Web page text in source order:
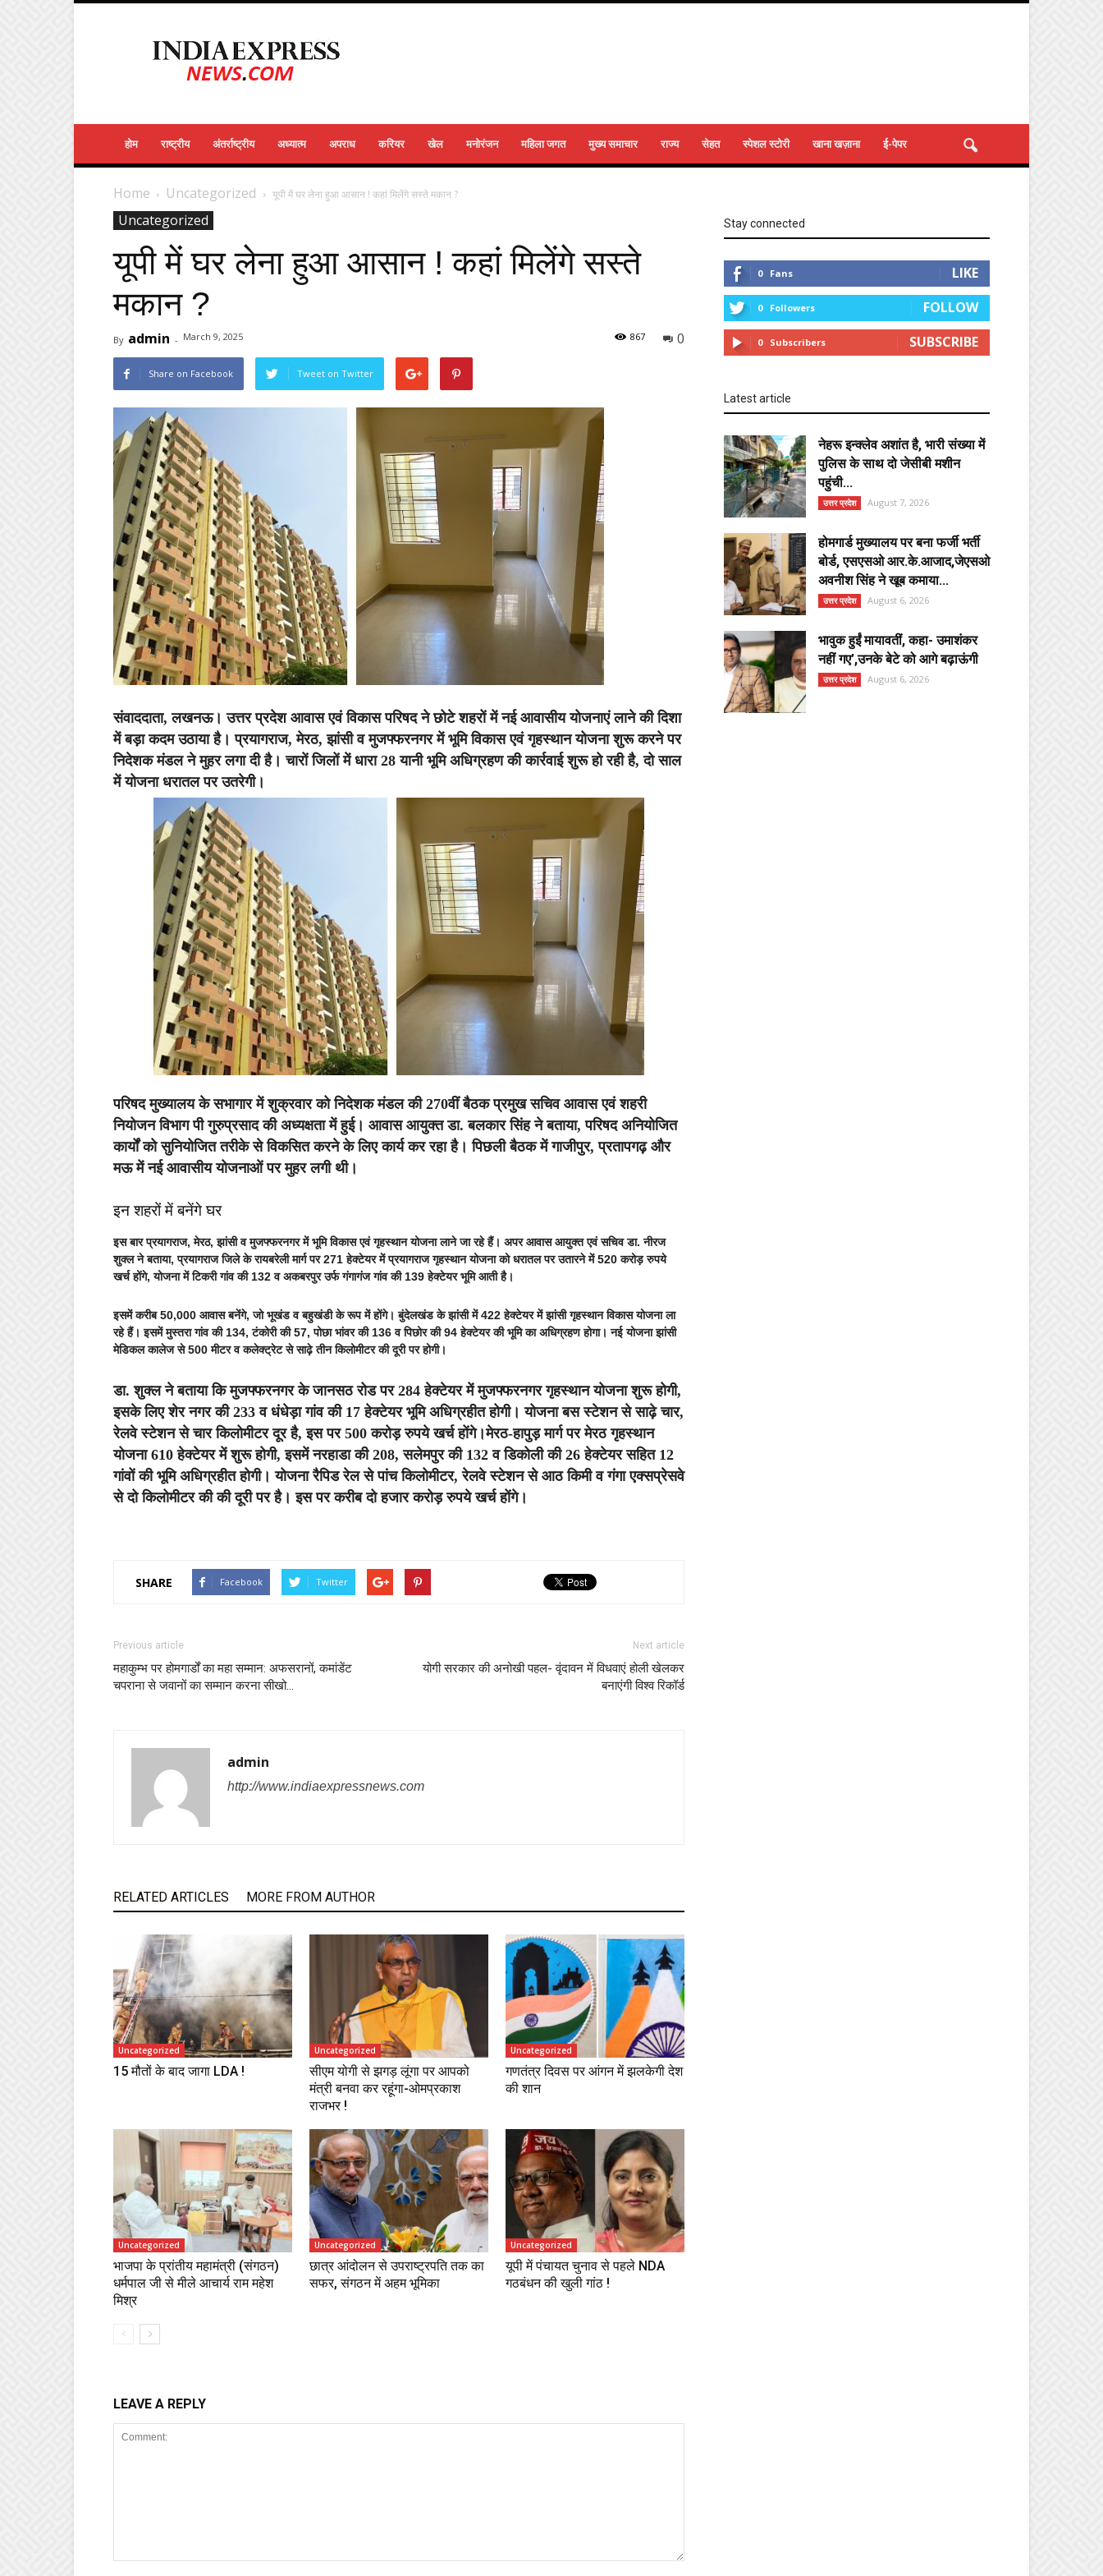
Express
News
होम राष्ट्रीय अंतर्राष्ट्रीय अध्यात्म अपराध करियर खेल मनोरंजन महिला जगत मुख्य समाचार राज्य सेहत स्पेशल स्टोरी खाना खज़ाना ई-पेपर
Home Uncategorized यूपी में घर लेना हुआ आसान ! कहां मिलेंगे सस्ते मकान ?
Uncategorized
यूपी में घर लेना हुआ आसान ! कहां मिलेंगे सस्ते
मकान ?
By admin - March 9, 2025 0
867
Share on Facebook Tweet on Twitter
संवाददाता, लखनऊ। उत्तर प्रदेश आवास एवं विकास परिषद ने छोटे शहरों में नई आवासीय योजनाएं लाने की दिशा
में बड़ा कदम उठाया है। प्रयागराज, मेरठ, झांसी व मुजफ्फरनगर में भूमि विकास एवं गृहस्थान योजना शुरू करने पर
निदेशक मंडल ने मुहर लगा दी है। चारों जिलों में धारा 28 यानी भूमि अधिग्रहण की कार्रवाई शुरू हो रही है, दो साल
में योजना धरातल पर उतरेगी।
परिषद मुख्यालय के सभागार में शुक्रवार को निदेशक मंडल की 270वीं बैठक प्रमुख सचिव आवास एवं शहरी
नियोजन विभाग पी गुरुप्रसाद की अध्यक्षता में हुई। आवास आयुक्त डा. बलकार सिंह ने बताया, परिषद अनियोजित
कार्यों को सुनियोजित तरीके से विकसित करने के लिए कार्य कर रहा है। पिछली बैठक में गाजीपुर, प्रतापगढ़ और
मऊ में नई आवासीय योजनाओं पर मुहर लगी थी।
इन शहरों में बनेंगे घर
इस बार प्रयागराज, मेरठ, झांसी व मुजफ्फरनगर में भूमि विकास एवं गृहस्थान योजना लाने जा रहे हैं। अपर आवास आयुक्त एवं सचिव डा. नीरज
शुक्ल ने बताया, प्रयागराज जिले के रायबरेली मार्ग पर 271 हेक्टेयर में प्रयागराज गृहस्थान योजना को धरातल पर उतारने में 520 करोड़ रुपये
खर्च होंगे, योजना में टिकरी गांव की 132 व अकबरपुर उर्फ गंगागंज गांव की 139 हेक्टेयर भूमि आती है।
इसमें करीब 50,000 आवास बनेंगे, जो भूखंड व बहुखंडी के रूप में होंगे। बुंदेलखंड के झांसी में 422 हेक्टेयर में झांसी गृहस्थान विकास योजना ला
रहे हैं। इसमें मुस्तरा गांव की 134, टंकोरी की 57, पोछा भांवर की 136 व पिछोर की 94 हेक्टेयर की भूमि का अधिग्रहण होगा। नई योजना झांसी
मेडिकल कालेज से 500 मीटर व कलेक्ट्रेट से साढ़े तीन किलोमीटर की दूरी पर होगी।
डा. शुक्ल ने बताया कि मुजफ्फरनगर के जानसठ रोड पर 284 हेक्टेयर में मुजफ्फरनगर गृहस्थान योजना शुरू होगी,
इसके लिए शेर नगर की 233 व धंधेड़ा गांव की 17 हेक्टेयर भूमि अधिग्रहीत होगी। योजना बस स्टेशन से साढ़े चार,
रेलवे स्टेशन से चार किलोमीटर दूर है, इस पर 500 करोड़ रुपये खर्च होंगे।मेरठ-हापुड़ मार्ग पर मेरठ गृहस्थान
योजना 610 हेक्टेयर में शुरू होगी, इसमें नरहाडा की 208, सलेमपुर की 132 व डिकोली की 26 हेक्टेयर सहित 12
गांवों की भूमि अधिग्रहीत होगी। योजना रैपिड रेल से पांच किलोमीटर, रेलवे स्टेशन से आठ किमी व गंगा एक्सप्रेसवे
से दो किलोमीटर की की दूरी पर है। इस पर करीब दो हजार करोड़ रुपये खर्च होंगे।
SHARE Facebook Twitter
Previous article
महाकुम्भ पर होमगार्डों का महा सम्मान: अफसरानों, कमांडेंट
चपराना से जवानों का सम्मान करना सीखो…
Next article
योगी सरकार की अनोखी पहल- वृंदावन में विधवाएं होली खेलकर
बनाएंगी विश्व रिकॉर्ड
admin
http://www.indiaexpressnews.com
RELATED ARTICLES MORE FROM AUTHOR
Uncategorized
15 मौतों के बाद जागा LDA !
Uncategorized
सीएम योगी से झगड़ लूंगा पर आपको
मंत्री बनवा कर रहूंगा-ओमप्रकाश
राजभर !
Uncategorized
गणतंत्र दिवस पर आंगन में झलकेगी देश
की शान
Uncategorized
भाजपा के प्रांतीय महामंत्री (संगठन)
धर्मपाल जी से मीले आचार्य राम महेश
मिश्र
Uncategorized
छात्र आंदोलन से उपराष्ट्रपति तक का
सफर, संगठन में अहम भूमिका
Uncategorized
यूपी में पंचायत चुनाव से पहले NDA
गठबंधन की खुली गांठ !
LEAVE A REPLY
Stay connected
0 Fans LIKE
0 Followers FOLLOW
0 Subscribers SUBSCRIBE
Latest article
नेहरू इन्क्लेव अशांत है, भारी संख्या में
पुलिस के साथ दो जेसीबी मशीन
पहुंची...
उत्तर प्रदेश August 7, 2026
होमगार्ड मुख्यालय पर बना फर्जी भर्ती
बोर्ड, एसएसओ आर.के.आजाद,जेएसओ
अवनीश सिंह ने खूब कमाया...
उत्तर प्रदेश August 6, 2026
भावुक हुईं मायावतीं, कहा- उमाशंकर
नहीं गए’,उनके बेटे को आगे बढ़ाऊंगी
उत्तर प्रदेश August 6, 2026